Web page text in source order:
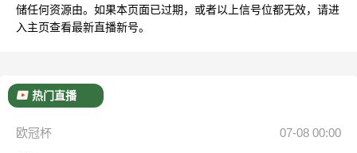
储任何资源由。如果本页面已过期，或者以上信号位都无效，请进
入主页查看最新直播新号。
热门直播
欧冠杯 07-08 00:00